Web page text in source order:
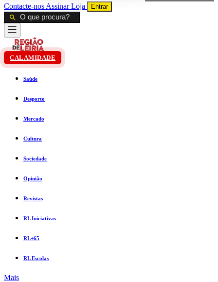
Contacte-nos AssinarLoja Entrar
CALAMIDADE
Saúde
Desporto
Mercado
Cultura
Sociedade
Opinião
Revistas
RL Iniciativas
RL+65
RL Escolas
Mais